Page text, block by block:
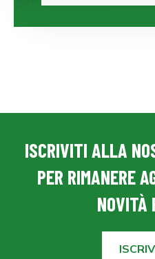
ISCRIVITI ALLA
PER RIMANERE
NOVITÀ